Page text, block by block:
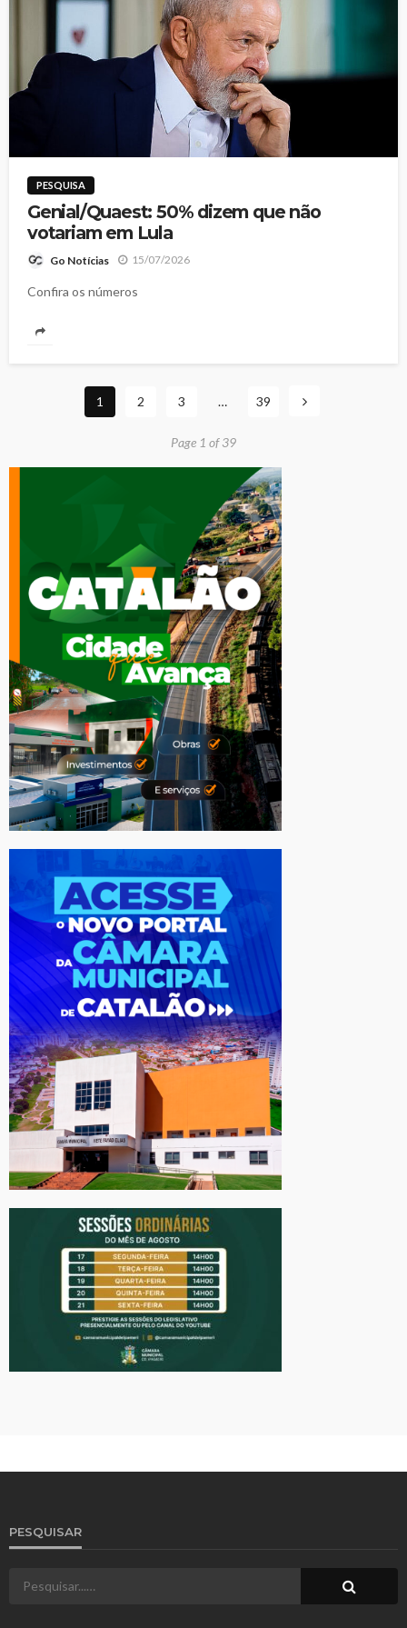
PESQUISA
Genial/Quaest: 50% dizem que não
votariam em Lula
Go Notícias 15/07/2026
Confira os números
1 2 3 … 39
Page 1 of 39
PESQUISAR